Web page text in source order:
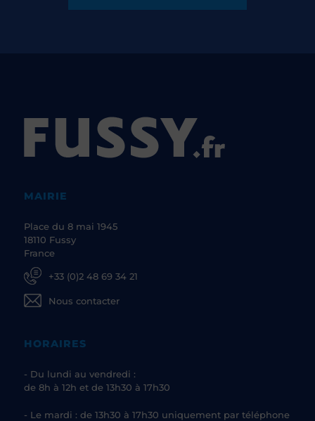
MAIRIE
Place du 8 mai 1945
18110 Fussy
France
+33 (0)2 48 69 34 21
Nous contacter
HORAIRES
- Du lundi au vendredi :
de 8h à 12h et de 13h30 à 17h30
- Le mardi : de 13h30 à 17h30 uniquement par téléphone